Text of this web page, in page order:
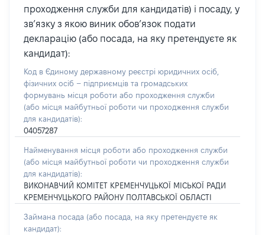
проходження служби для кандидатів) і посаду, у
зв’язку з якою виник обов’язок подати
декларацію (або посада, на яку претендуєте як
кандидат):
Код в Єдиному державному реєстрі юридичних осіб,
фізичних осіб – підприємців та громадських
формувань місця роботи або проходження служби
(або місця майбутньої роботи чи проходження служби
для кандидатів):
04057287
Найменування місця роботи або проходження служби
(або місця майбутньої роботи чи проходження служби
для кандидатів):
ВИКОНАВЧИЙ КОМІТЕТ КРЕМЕНЧУЦЬКОЇ МІСЬКОЇ РАДИ
КРЕМЕНЧУЦЬКОГО РАЙОНУ ПОЛТАВСЬКОЇ ОБЛАСТІ
Займана посада (або посада, на яку претендуєте як
кандидат):